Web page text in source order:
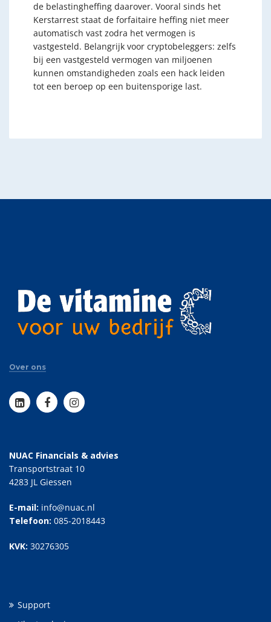
de belastingheffing daarover. Vooral sinds het
Kerstarrest staat de forfaitaire heffing niet meer
automatisch vast zodra het vermogen is
vastgesteld. Belangrijk voor cryptobeleggers: zelfs
bij een vastgesteld vermogen van miljoenen
kunnen omstandigheden zoals een hack leiden
tot een beroep op een buitensporige last.
Over ons
NUAC Financials & advies
Transportstraat 10
4283 JL Giessen
E-mail: info@nuac.nl
Telefoon: 085-2018443
KVK: 30276305
Support